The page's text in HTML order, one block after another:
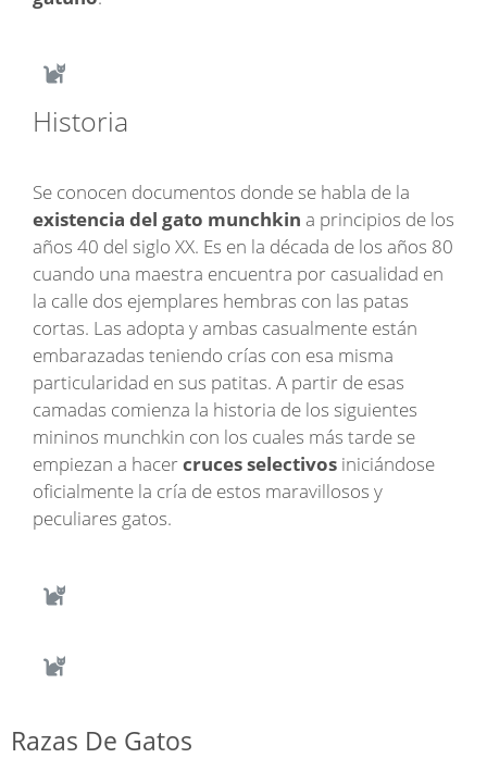
Historia
Se conocen documentos donde se habla de la
existencia del gato munchkin a principios de los
años 40 del siglo XX. Es en la década de los años 80
cuando una maestra encuentra por casualidad en
la calle dos ejemplares hembras con las patas
cortas. Las adopta y ambas casualmente están
embarazadas teniendo crías con esa misma
particularidad en sus patitas. A partir de esas
camadas comienza la historia de los siguientes
mininos munchkin con los cuales más tarde se
empiezan a hacercruces selectivos iniciándose
oficialmente la cría de estos maravillosos y
peculiares gatos.
Razas De Gatos